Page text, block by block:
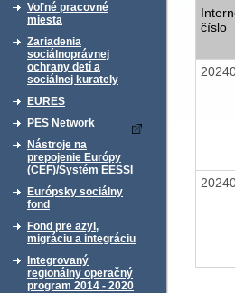
Voľné pracovné
miesta
Zariadenia
sociálnoprávnej
ochrany detí a
sociálnej kurately
EURES
PES Network
Nástroje na
prepojenie Európy
(CEF)/Systém EESSI
Európsky sociálny
fond
Fond pre azyl,
migráciu a integráciu
Integrovaný
regionálny operačný
program 2014 - 2020
číslo